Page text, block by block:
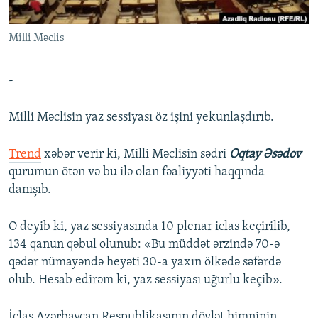
İNFOQRAFIKA
KARIKATURA
AZƏRBAYCAN ƏDƏBIYYATI KITABXANASI
İSLAM VƏ DEMOKRATIYA
MISSIYAMIZ
PEŞƏ ETIKASI VƏ JURNALISTIKA STANDARTLARIMIZ
BIZIMLƏ ƏLAQƏ
BIZI IZLƏ
Milli Məclis
-
Milli Məclisin yaz sessiyası öz işini yekunlaşdırıb.
Trend xəbər verir ki, Milli Məclisin sədri Oqtay Əsədov
qurumun ötən və bu ilə olan fəaliyyəti haqqında
danışıb.
O deyib ki, yaz sessiyasında 10 plenar iclas keçirilib,
134 qanun qəbul olunub: «Bu müddət ərzində 70-ə
qədər nümayəndə heyəti 30-a yaxın ölkədə səfərdə
olub. Hesab edirəm ki, yaz sessiyası uğurlu keçib».